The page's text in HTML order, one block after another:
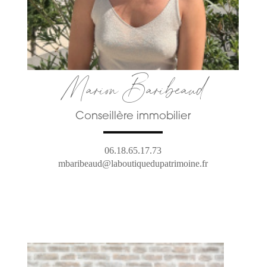
Marion Baribeaud
Conseillère immobilier
06.18.65.17.73
mbaribeaud@laboutiquedupatrimoine.fr